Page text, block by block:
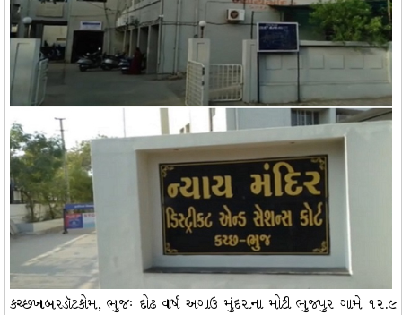
કચ્છખબરડૉટકોમ, ભુજઃ દોઢ વર્ષ અગાઉ મુંદરાના મોટી ભુજપુર ગામે ૧૨.૯